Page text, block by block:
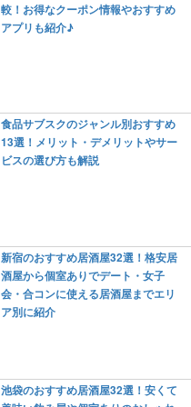
較！お得なクーポン情報やおすすめ
アプリも紹介♪
食品サブスクのジャンル別おすすめ
13選！メリット・デメリットやサー
ビスの選び方も解説
新宿のおすすめ居酒屋32選！格安居
酒屋から個室ありでデート・女子
会・合コンに使える居酒屋までエリ
ア別に紹介
池袋のおすすめ居酒屋32選！安くて